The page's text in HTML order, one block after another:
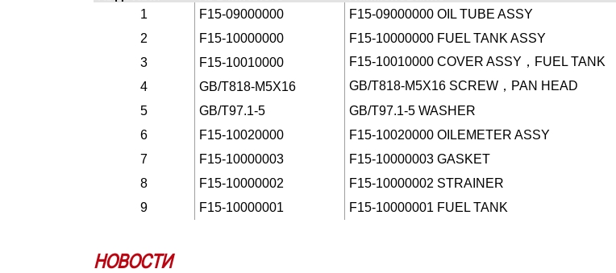
1
F15-09000000 F15-09000000 OIL TUBE ASSY
2
F15-10000000 F15-10000000 FUEL TANK ASSY
3
F15-10010000 F15-10010000 COVER ASSY，FUEL TANK
4
GB/T818-M5X16 GB/T818-M5X16 SCREW，PAN HEAD
5
GB/T97.1-5 GB/T97.1-5 WASHER
6
F15-10020000 F15-10020000 OILEMETER ASSY
7
F15-10000003 F15-10000003 GASKET
8
F15-10000002 F15-10000002 STRAINER
9
F15-10000001 F15-10000001 FUEL TANK
НОВОСТИ